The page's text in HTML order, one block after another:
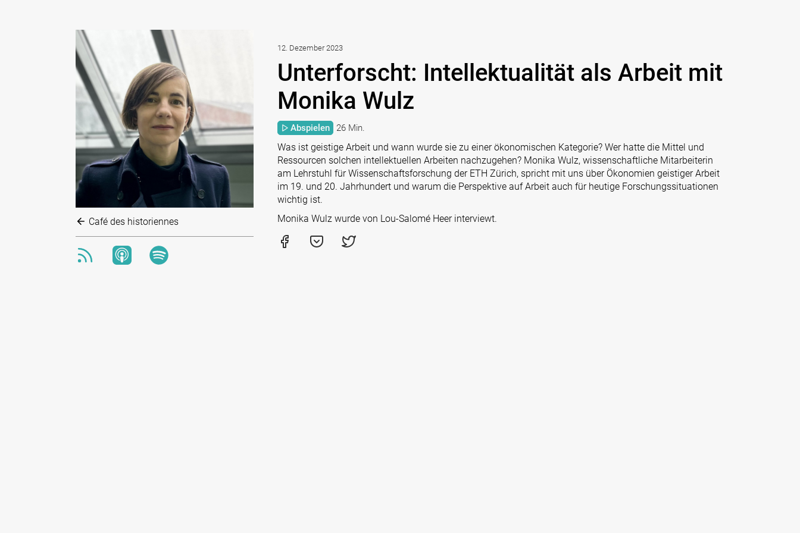
Café des historiennes
12. Dezember 2023
Unterforscht: Intellektualität als Arbeit mit
Monika Wulz
Abspielen 26 Min.
Was ist geistige Arbeit und wann wurde sie zu einer ökonomischen Kategorie? Wer hatte die Mittel und
Ressourcen solchen intellektuellen Arbeiten nachzugehen? Monika Wulz, wissenschaftliche Mitarbeiterin
am Lehrstuhl für Wissenschaftsforschung der ETH Zürich, spricht mit uns über Ökonomien geistiger Arbeit
im 19. und 20. Jahrhundert und warum die Perspektive auf Arbeit auch für heutige Forschungssituationen
wichtig ist.
Monika Wulz wurde von Lou-Salomé Heer interviewt.